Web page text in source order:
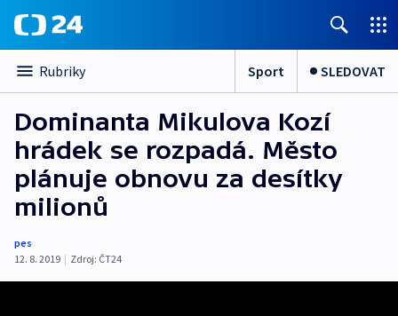
Rubriky Sport SLEDOVAT
Dominanta Mikulova Kozí
hrádek se rozpadá. Město
plánuje obnovu za desítky
milionů
pes
12. 8. 2019 | Zdroj: ČT24